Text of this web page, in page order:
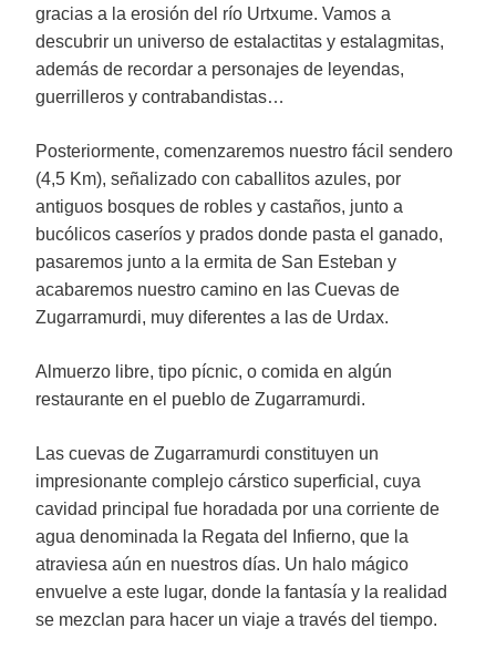
gracias a la erosión del río Urtxume. Vamos a
descubrir un universo de estalactitas y estalagmitas,
además de recordar a personajes de leyendas,
guerrilleros y contrabandistas…
Posteriormente, comenzaremos nuestro fácil sendero
(4,5 Km), señalizado con caballitos azules, por
antiguos bosques de robles y castaños, junto a
bucólicos caseríos y prados donde pasta el ganado,
pasaremos junto a la ermita de San Esteban y
acabaremos nuestro camino en las Cuevas de
Zugarramurdi, muy diferentes a las de Urdax.
Almuerzo libre, tipo pícnic, o comida en algún
restaurante en el pueblo de Zugarramurdi.
Las cuevas de Zugarramurdi constituyen un
impresionante complejo cárstico superficial, cuya
cavidad principal fue horadada por una corriente de
agua denominada la Regata del Infierno, que la
atraviesa aún en nuestros días. Un halo mágico
envuelve a este lugar, donde la fantasía y la realidad
se mezclan para hacer un viaje a través del tiempo.